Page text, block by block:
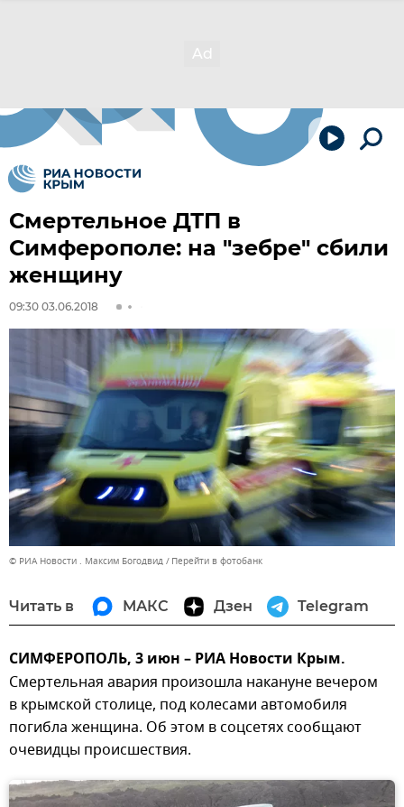
Смертельное ДТП в
Симферополе: на "зебре" сбили
женщину
09:30 03.06.2018
© РИА Новости . Максим Богодвид Перейти в фотобанк
Читать в МАКС Дзен Telegram
СИМФЕРОПОЛЬ, 3 июн – РИА Новости Крым.
Смертельная авария произошла накануне вечером
в крымской столице, под колесами автомобиля
погибла женщина. Об этом в соцсетях сообщают
очевидцы происшествия.